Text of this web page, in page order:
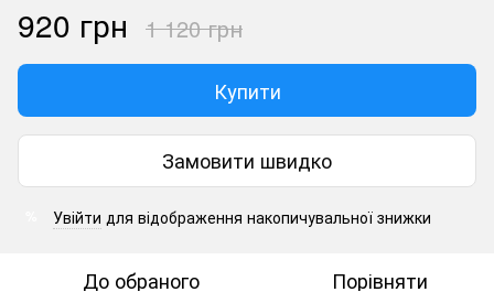
920 грн 1 120 грн
Купити
Замовити швидко
Увійти для відображення накопичувальної знижки
До обраного Порівняти